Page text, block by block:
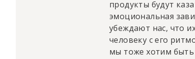
продукты будут
эмоциональная
убеждают нас, что
человеку с его
мы тоже хотим